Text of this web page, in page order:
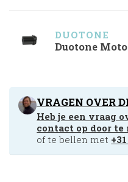
DUOTONE
Duotone
VRAGEN OVER
Heb je een vraag
contact op door te
of te bellen met